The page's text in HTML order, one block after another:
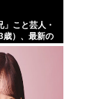
」こと芸人・
歳）、最新の
ーショット
ット騒然！
ん」...